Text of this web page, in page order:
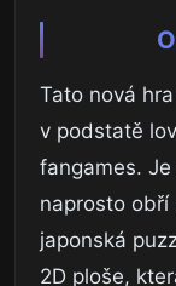
Tato nová
v podstatě
fangames.
naprosto obří
japonská
2D ploše,